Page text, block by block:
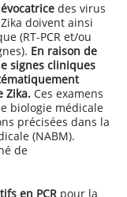
des virus
doivent ainsi
(RT-PCR et/ou
En raison de
signes cliniques
Zika. Ces examens
biologie médicale
précisées dans la
(NABM).
de
en PCR pour la